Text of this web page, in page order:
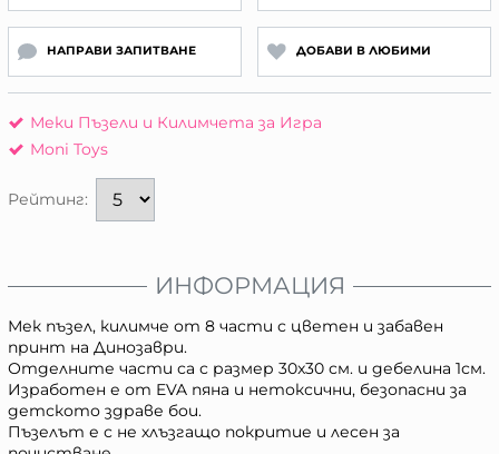
НАПРАВИ ЗАПИТВАНЕ ДОБАВИ В ЛЮБИМИ
Меки Пъзели и Килимчета за Игра
Moni Toys
Рейтинг:
ИНФОРМАЦИЯ
Мек пъзел, килимче от 8 части с цветен и забавен
принт на Динозаври.
Отделните части са с размер 30x30 см. и дебелина 1см.
Изработен е от EVA пяна и нетоксични, безопасни за
детското здраве бои.
Пъзелът е с не хлъзгащо покритие и лесен за